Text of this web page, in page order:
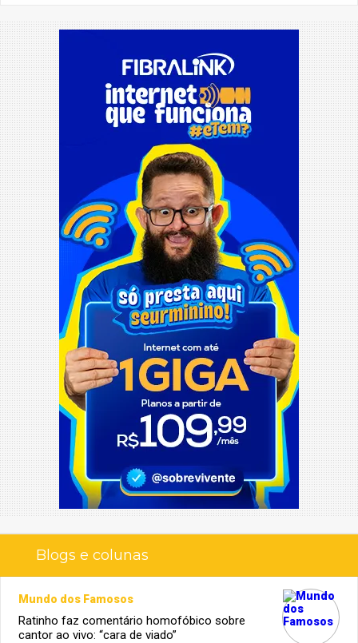
Blogs e colunas
Mundo dos Famosos
Ratinho faz comentário homofóbico sobre
cantor ao vivo: “cara de viado”